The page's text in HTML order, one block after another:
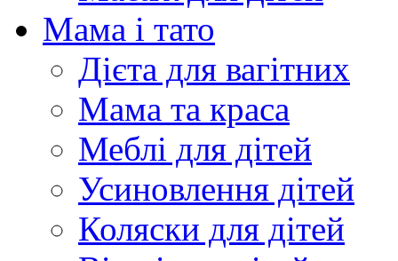
Мама і тато
Дієта для вагітних
Мама та краса
Меблі для дітей
Усиновлення дітей
Коляски для дітей